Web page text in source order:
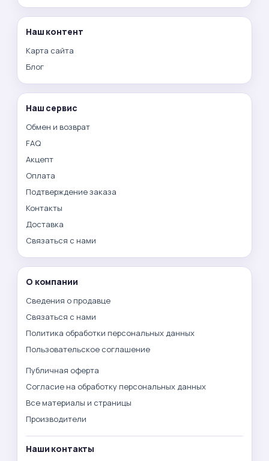
Наш контент
Карта сайта
Блог
Наш сервис
Обмен и возврат
FAQ
Акцепт
Оплата
Подтверждение заказа
Контакты
Доставка
Связаться с нами
О компании
Сведения о продавце
Связаться с нами
Политика обработки персональных данных
Пользовательское соглашение
Публичная оферта
Согласие на обработку персональных данных
Все материалы и страницы
Производители
Наши контакты